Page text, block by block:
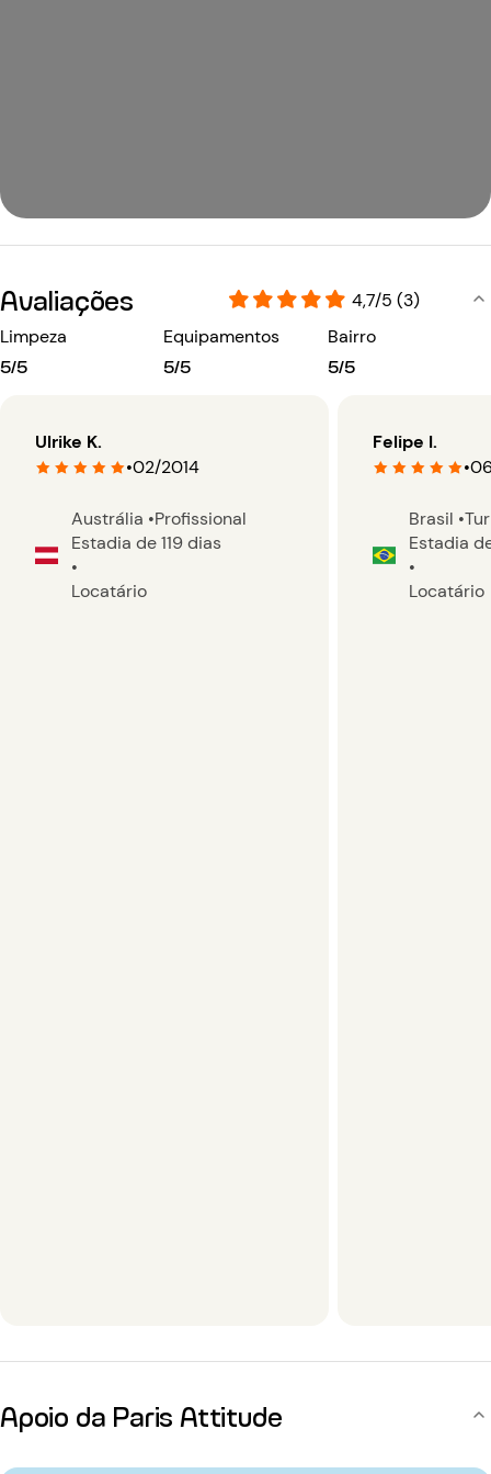
Avaliações
4,7/5 (3)
Limpeza
5/5
Equipamentos
5/5
Bairro
5/5
Ulrike K.
•02/2014
Austrália •Profissional
Estadia de 119 dias
•
Locatário
Felipe I.
•
Brasil •
Estadia
•
Locatário
Apoio da Paris Attitude